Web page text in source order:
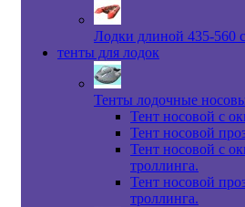
Лодки длиной 435-560
тенты для лодок
Тенты лодочные
Тент носовой с
Тент носовой
Тент носовой с
троллинга.
Тент носовой
троллинга.